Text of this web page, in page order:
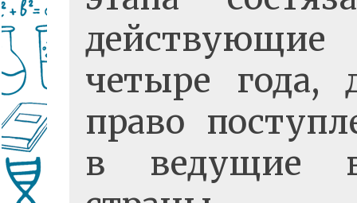
действующие
четыре года,
право
в ведущие